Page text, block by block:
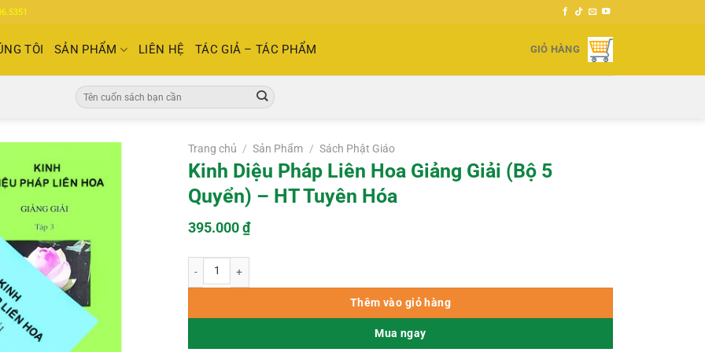
TÔI SẢN PHẨM LIÊN HỆ TÁC GIẢ – TÁC PHẨM GIỎ HÀNG
Tìm
kiếm:
Trang chủ / Sản Phẩm / Sách Phật Giáo
Kinh Diệu Pháp Liên Hoa Giảng Giải (Bộ 5
Quyển) – HT Tuyên Hóa
395.000₫
Thêm vào giỏ hàng
Mua ngay